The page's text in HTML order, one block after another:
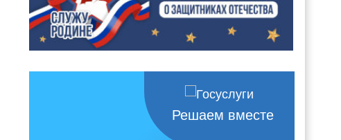
Решаем вместе